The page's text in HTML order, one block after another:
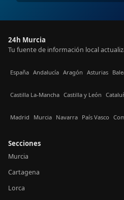
24h Murcia
Tu fuente de información local
España Andalucía Aragón Asturias
Castilla La-Mancha Castilla y León
Madrid Murcia Navarra País Vasco
Secciones
Murcia
Cartagena
Lorca